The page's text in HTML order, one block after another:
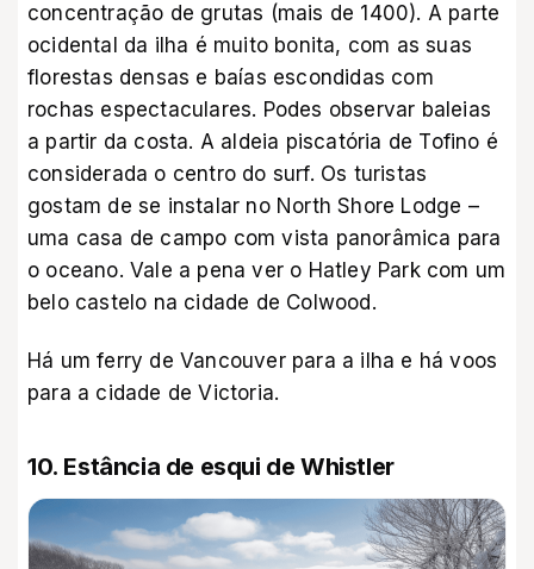
concentração de grutas (mais de 1400). A parte
ocidental da ilha é muito bonita, com as suas
florestas densas e baías escondidas com
rochas espectaculares. Podes observar baleias
a partir da costa. A aldeia piscatória de Tofino é
considerada o centro do surf. Os turistas
gostam de se instalar no North Shore Lodge –
uma casa de campo com vista panorâmica para
o oceano. Vale a pena ver o Hatley Park com um
belo castelo na cidade de Colwood.
Há um ferry de Vancouver para a ilha e há voos
para a cidade de Victoria.
10. Estância de esqui de Whistler